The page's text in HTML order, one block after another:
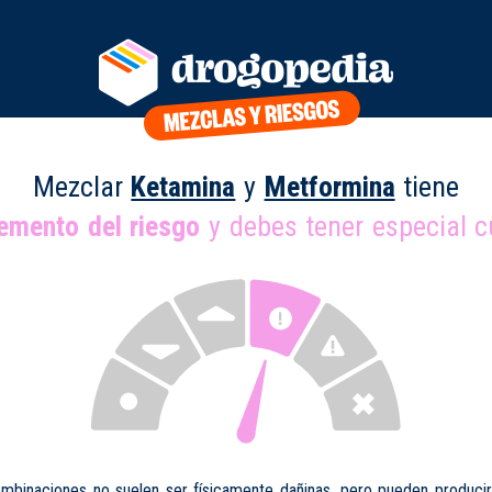
Mezclar Ketamina y Metformina tiene
del riesgo y debes tener especial